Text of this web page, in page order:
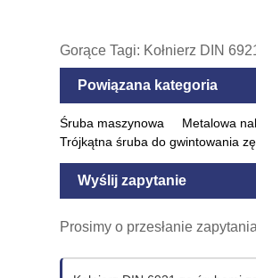
Gorące Tagi: Kołnierz DIN
Powiązana kategoria
Śruba maszynowa Metalowa
Trójkątna śruba do gwintowania
Wyślij zapytanie
Prosimy o przesłanie